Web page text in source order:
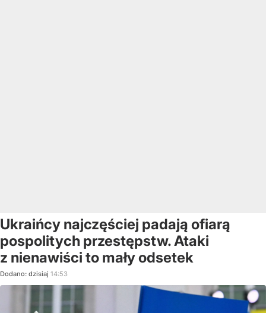
Ukraińcy najczęściej padają ofiarą
pospolitych przestępstw. Ataki
z nienawiści to mały odsetek
Dodano: dzisiaj 14:53